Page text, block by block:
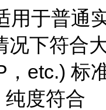
用于普通
况下符合
etc.) 标
纯度符合